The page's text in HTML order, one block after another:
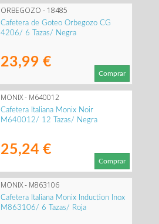
ORBEGOZO - 18485
Cafetera de Goteo Orbegozo CG
4206/ 6 Tazas/ Negra
23,99 €
Comprar
MONIX - M640012
Cafetera Italiana Monix Noir
M640012/ 12 Tazas/ Negra
25,24 €
Comprar
MONIX - M863106
Cafetera Italiana Monix Induction Inox
M863106/ 6 Tazas/ Roja